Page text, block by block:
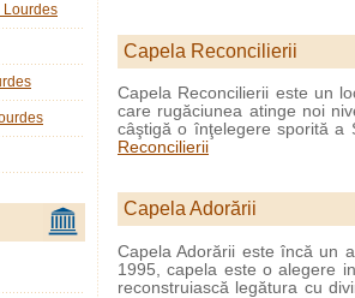
Capela Reconcilierii
Capela Reconcilierii este un
care rugăciunea atinge noi
câştigă o înţelegere sporită a
Reconcilierii
Capela Adorării
Capela Adorării este încă un
1995, capela este o alegere
reconstruiască legătura cu
Lourdes